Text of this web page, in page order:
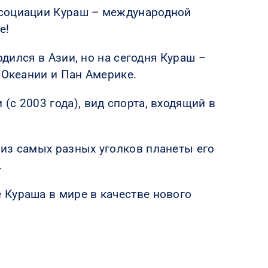
Кураш – международной
в Азии, но на сегодня Кураш –
и Пан Америке.
2003 года), вид спорта, входящий в
самых разных уголков планеты его
в мире в качестве нового